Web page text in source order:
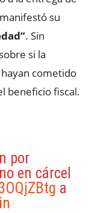
su
. Sin
si la
cometido
beneficio fiscal.
por
en cárcel
a